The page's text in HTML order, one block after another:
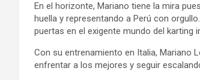
En el horizonte, Mariano tiene la mira
huella y representando a Perú con
puertas en el exigente mundo del karting
Con su entrenamiento en Italia, Mariano
enfrentar a los mejores y seguir